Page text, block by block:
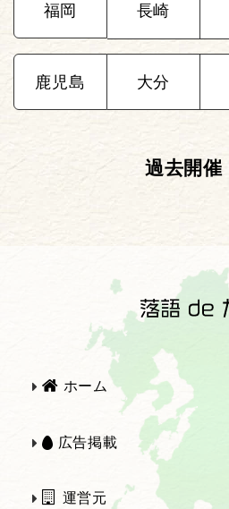
福岡 長崎
鹿児島 大分
過去開催
2021年
2019年
ホーム
広告掲載
運営元